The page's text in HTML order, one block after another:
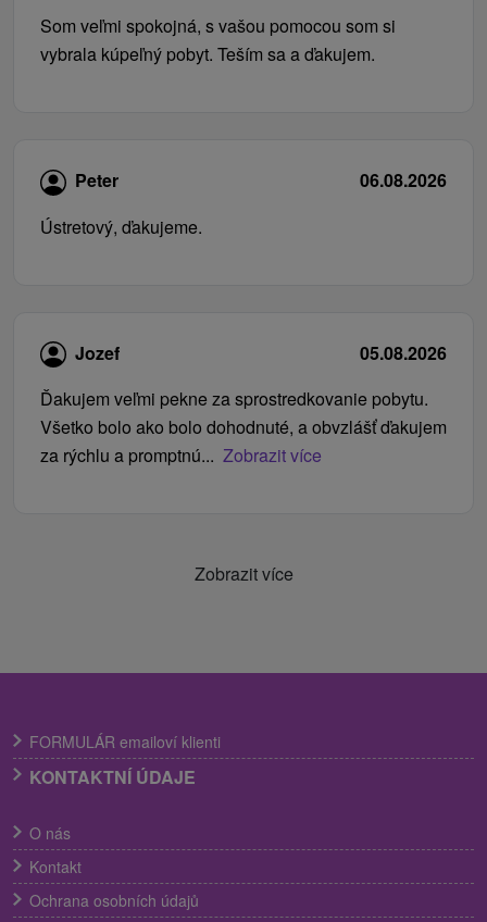
Som veľmi spokojná, s vašou pomocou som si
vybrala kúpeľný pobyt. Teším sa a ďakujem.
Peter
06.08.2026
Ústretový, ďakujeme.
Jozef
05.08.2026
Ďakujem veľmi pekne za sprostredkovanie pobytu.
Všetko bolo ako bolo dohodnuté, a obvzlášť ďakujem
za rýchlu a promptnú... Zobrazit více
Zobrazit více
FORMULÁR emailoví klienti
KONTAKTNÍ ÚDAJE
O nás
Kontakt
Ochrana osobních údajů